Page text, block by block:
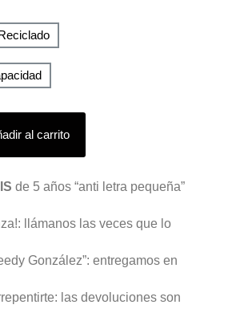
al carrito
de 5 años “anti letra pequeña”
llámanos las veces que lo
González”: entregamos en
las devoluciones son